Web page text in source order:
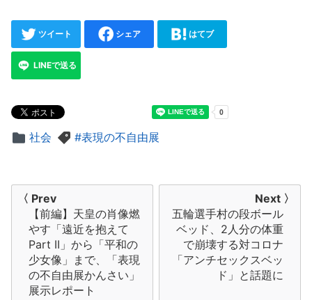
ツイート シェア はてブ
LINEで送る
社会 表現の不自由展
〈 Prev
【前編】天皇の肖像燃
やす「遠近を抱えて
Part II」から「平和の
少女像」まで、「表現
の不自由展かんさい」
展示レポート
Next 〉
五輪選手村の段ボール
ベッド、2人分の体重
で崩壊する対コロナ
「アンチセックスベッ
ド」と話題に